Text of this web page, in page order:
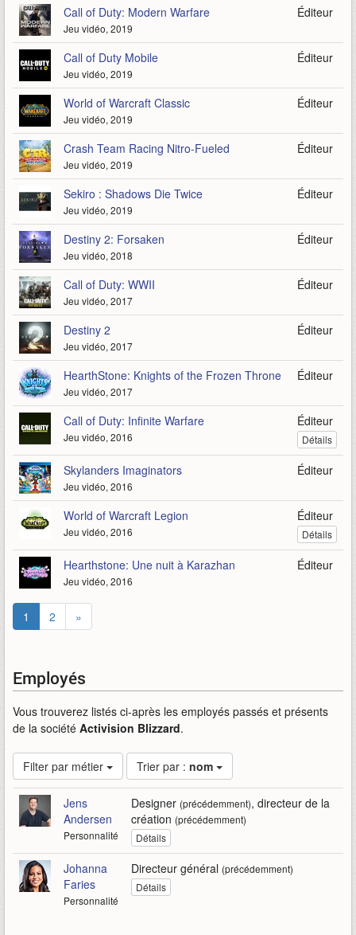
Call of Duty: Modern Warfare
Jeu vidéo, 2019
Éditeur
Call of Duty Mobile
Jeu vidéo, 2019
Éditeur
World of Warcraft Classic
Jeu vidéo, 2019
Éditeur
Crash Team Racing Nitro-Fueled
Jeu vidéo, 2019
Éditeur
Sekiro : Shadows Die Twice
Jeu vidéo, 2019
Éditeur
Destiny 2: Forsaken
Jeu vidéo, 2018
Éditeur
Call of Duty: WWII
Jeu vidéo, 2017
Éditeur
Destiny 2
Jeu vidéo, 2017
Éditeur
HearthStone: Knights of the Frozen Throne
Jeu vidéo, 2017
Éditeur
Call of Duty: Infinite Warfare
Jeu vidéo, 2016
Éditeur
Détails
Skylanders Imaginators
Jeu vidéo, 2016
Éditeur
World of Warcraft Legion
Jeu vidéo, 2016
Éditeur
Détails
Hearthstone: Une nuit à Karazhan
Jeu vidéo, 2016
Éditeur
1 2 »
Employés
Vous trouverez listés ci-après les employés passés et présents
de la société Activision Blizzard.
Filter par métier Trier par : nom
Jens
Andersen
Personnalité
Designer (précédemment), directeur de la
création (précédemment)
Détails
Johanna
Faries
Personnalité
Directeur général (précédemment)
Détails